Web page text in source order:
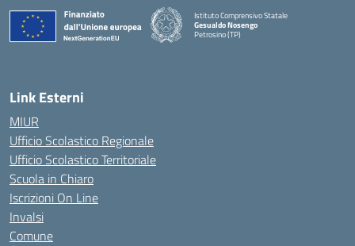
Istituto Comprensivo Statale
Gesualdo Nosengo
Petrosino (TP)
Link Esterni
MIUR
Ufficio Scolastico Regionale
Ufficio Scolastico Territoriale
Scuola in Chiaro
Iscrizioni On Line
Invalsi
Comune